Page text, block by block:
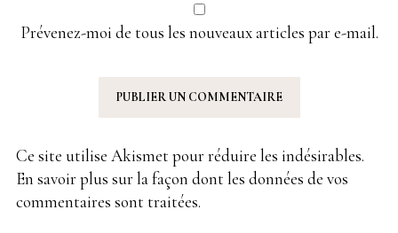
Prévenez-moi de tous les nouveaux articles par e-mail.
Ce site utilise Akismet pour réduire les indésirables.
En savoir plus sur la façon dont les données de vos
commentaires sont traitées.